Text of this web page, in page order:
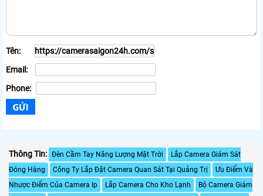
Tên:
Email:
Phone:
Thông Tin: Đèn Cầm Tay Năng Lượng Mặt Trời
Lắp Camera Giám Sát
Đóng Hàng
Công Ty Lắp Đặt Camera Quan Sát Tại Quảng Trị
Ưu Điểm Và
Nhược Điểm Của Camera Ip
Lắp Camera Cho Kho Lạnh
Bộ Camera Giám